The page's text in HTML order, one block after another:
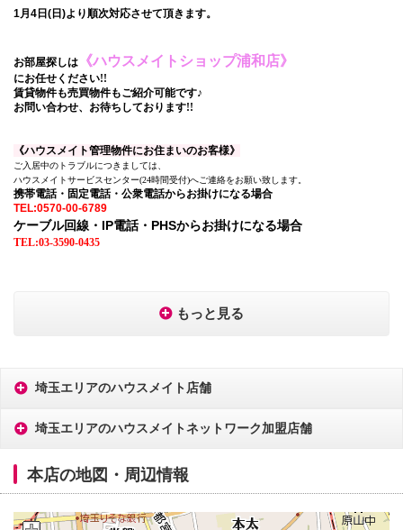
1月4日(日)より順次対応させて頂きます。
お部屋探しは 《ハウスメイトショップ浦和店》
にお任せください!!
賃貸物件も売買物件もご紹介可能です♪
お問い合わせ、お待ちしております!!
《ハウスメイト管理物件にお住まいのお客様》
ご入居中のトラブルにつきましては、
ハウスメイトサービスセンター(24時間受付)へご連絡をお願い致します。
携帯電話・固定電話・公衆電話からお掛けになる場合
TEL:0570-00-6789
ケーブル回線・IP電話・PHSからお掛けになる場合
TEL:03-3590-0435
もっと見る
埼玉エリアのハウスメイト店舗
埼玉エリアのハウスメイトネットワーク加盟店舗
本店の地図・周辺情報